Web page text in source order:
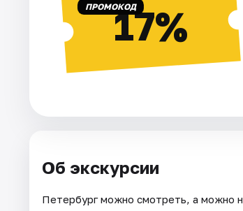
ПРОМОКОД17%
Об экскурсии
Петербург можно смотреть, а можно